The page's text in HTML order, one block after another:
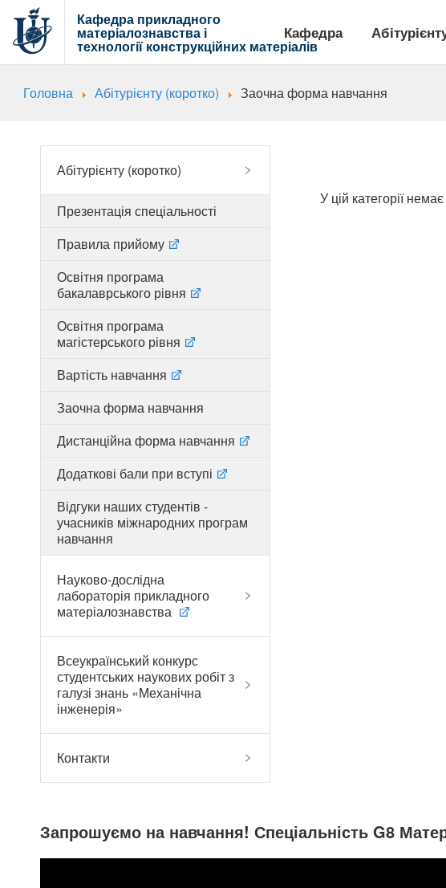
Кафедра прикладного
матеріалознавства і
технології конструкційних матеріалів
Кафедра
Головна Абітурієнту (коротко) Заочна форма навчання
Абітурієнту (коротко)
Презентація спеціальності
Правила прийому
Освітня програма
бакалаврського рівня
Освітня програма
магістерського рівня
Вартість навчання
Заочна форма навчання
Дистанційна форма навчання
Додаткові бали при вступі
Відгуки наших студентів -
учасників міжнародних програм
навчання
Науково-дослідна
лабораторія прикладного
матеріалознавства
Всеукраїнський конкурс
студентських наукових робіт з
галузі знань «Механічна
інженерія»
Контакти
У цій категорії
Запрошуємо на навчання! Спеціальність G8